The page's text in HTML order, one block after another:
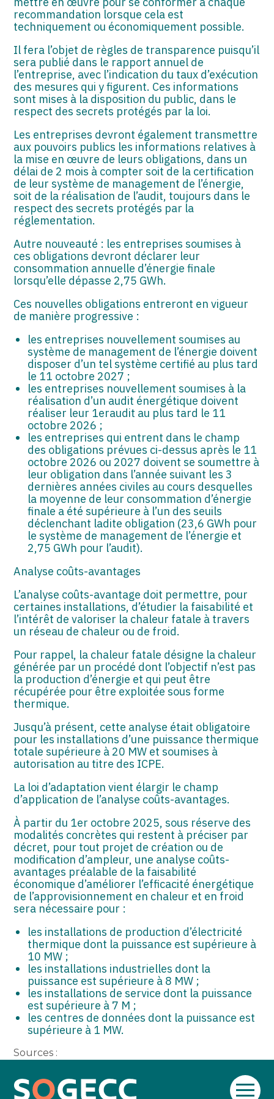
Aller
recommandation lorsque cela est
techniquement ou économiquement possible.
Il fera l’objet de règles de transparence puisqu’il
sera publié dans le rapport annuel de
l’entreprise, avec l’indication du taux d’exécution
des mesures qui y figurent. Ces informations
sont mises à la disposition du public, dans le
respect des secrets protégés par la loi.
Les entreprises devront également transmettre
aux pouvoirs publics les informations relatives à
la mise en œuvre de leurs obligations, dans un
délai de 2 mois à compter soit de la certification
de leur système de management de l’énergie,
soit de la réalisation de l’audit, toujours dans le
respect des secrets protégés par la
réglementation.
Autre nouveauté : les entreprises soumises à
ces obligations devront déclarer leur
consommation annuelle d’énergie finale
lorsqu’elle dépasse 2,75 GWh.
Ces nouvelles obligations entreront en vigueur
de manière progressive :
les entreprises nouvellement soumises au
système de management de l’énergie doivent
disposer d’un tel système certifié au plus tard
le 11 octobre 2027 ;
les entreprises nouvellement soumises à la
réalisation d’un audit énergétique doivent
réaliser leur 1eraudit au plus tard le 11
octobre 2026 ;
les entreprises qui entrent dans le champ
des obligations prévues ci-dessus après le 11
octobre 2026 ou 2027 doivent se soumettre à
leur obligation dans l’année suivant les 3
dernières années civiles au cours desquelles
la moyenne de leur consommation d’énergie
finale a été supérieure à l’un des seuils
déclenchant ladite obligation (23,6 GWh pour
le système de management de l’énergie et
2,75 GWh pour l’audit).
Analyse coûts-avantages
L’analyse coûts-avantage doit permettre, pour
certaines installations, d’étudier la faisabilité et
l’intérêt de valoriser la chaleur fatale à travers
un réseau de chaleur ou de froid.
Pour rappel, la chaleur fatale désigne la chaleur
générée par un procédé dont l’objectif n’est pas
la production d’énergie et qui peut être
récupérée pour être exploitée sous forme
thermique.
Jusqu’à présent, cette analyse était obligatoire
pour les installations d’une puissance thermique
totale supérieure à 20 MW et soumises à
autorisation au titre des ICPE.
La loi d’adaptation vient élargir le champ
d’application de l’analyse coûts-avantages.
À partir du 1er octobre 2025, sous réserve des
modalités concrètes qui restent à préciser par
décret, pour tout projet de création ou de
modification d’ampleur, une analyse coûts-
avantages préalable de la faisabilité
économique d’améliorer l’efficacité énergétique
de l’approvisionnement en chaleur et en froid
sera nécessaire pour :
les installations de production d’électricité
thermique dont la puissance est supérieure à
10 MW ;
les installations industrielles dont la
puissance est supérieure à 8 MW ;
les installations de service dont la puissance
est supérieure à 7 M ;
les centres de données dont la puissance est
supérieure à 1 MW.
Sources :
Loi no 2025-391 du 30 avril 2025 portant
diverses dispositions d’adaptation au droit de